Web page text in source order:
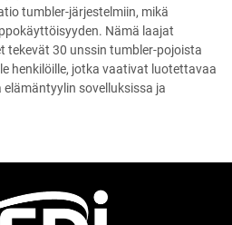
tumbler-järjestelmiin, mikä
Nämä laajat
tekevät 30 unssin tumbler-pojoista
henkilöille, jotka vaativat luotettavaa
sovelluksissa ja